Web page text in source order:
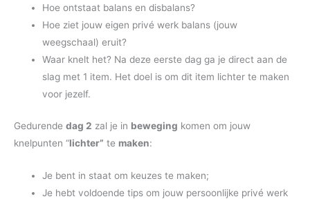
Hoe ontstaat balans en disbalans?
Hoe ziet jouw eigen privé werk balans (jouw
weegschaal) eruit?
Waar knelt het? Na deze eerste dag ga je direct aan de
slag met 1 item. Het doel is om dit item lichter te maken
voor jezelf.
Gedurende dag 2 zal je in beweging komen om jouw
knelpunten “lichter” te maken:
Je bent in staat om keuzes te maken;
Je hebt voldoende tips om jouw persoonlijke privé werk